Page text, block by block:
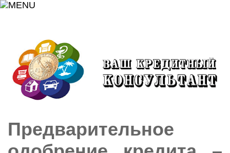
Предварительное